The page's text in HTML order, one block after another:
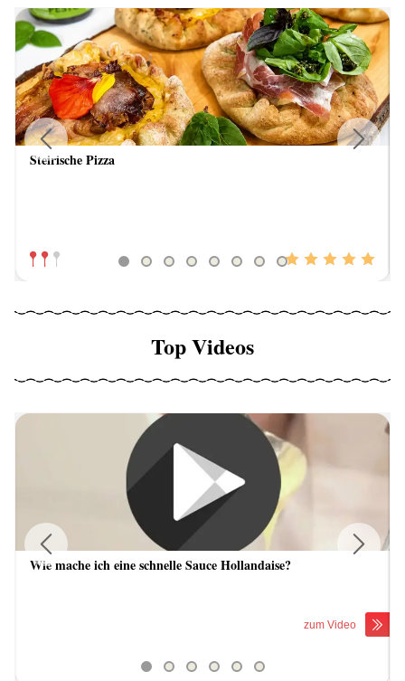
Steirische Pizza
Previous
Top Videos
Wie mache ich eine schnelle Sauce Hollandaise?
zum Video
Previous